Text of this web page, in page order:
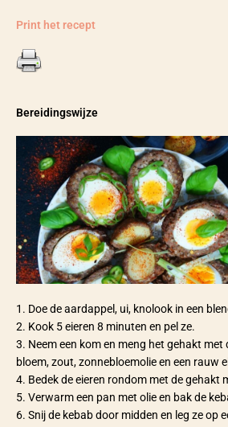
Print het recept
Bereidingswijze
1. Doe de aardappel, ui, knolook in een
2. Kook 5 eieren 8 minuten en pel ze.
3. Neem een kom en meng het gehakt met
bloem, zout, zonnebloemolie en een rauw
4. Bedek de eieren rondom met de gehakt
5. Verwarm een pan met olie en bak de
6. Snij de kebab door midden en leg ze op